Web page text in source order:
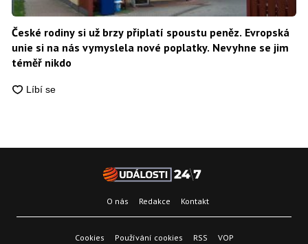
České rodiny si už brzy připlatí spoustu peněz. Evropská
unie si na nás vymyslela nové poplatky. Nevyhne se jim
téměř nikdo
O nás Redakce Kontakt
Cookies Používání cookies RSS VOP